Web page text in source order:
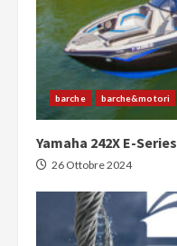
barche barche&motori
Yamaha 242X E-Series
26 Ottobre 2024